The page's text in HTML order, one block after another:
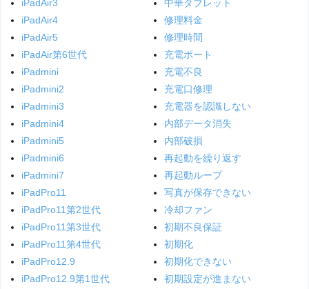
iPadAir3
iPadAir4
iPadAir5
iPadAir第6世代
iPadmini
iPadmini2
iPadmini3
iPadmini4
iPadmini5
iPadmini6
iPadmini7
iPadPro11
iPadPro11第2世代
iPadPro11第3世代
iPadPro11第4世代
iPadPro12.9
iPadPro12.9第1世代
中華タブレット
修理料金
修理時間
充電ポート
充電不良
充電口修理
充電器を認識しない
内部データ消失
内部破損
再起動を繰り返す
再起動ループ
写真が保存できない
冷却ファン
初期不良保証
初期化
初期化できない
初期設定が進まない